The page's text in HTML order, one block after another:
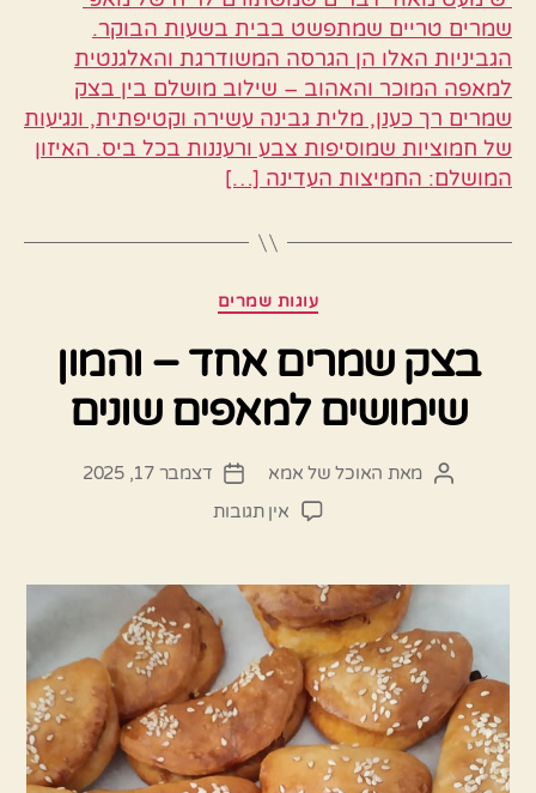
שמרים טריים שמתפשט בבית בשעות הבוקר.
הגביניות האלו הן הגרסה המשודרגת והאלגנטית
למאפה המוכר והאהוב – שילוב מושלם בין בצק
שמרים רך כענן, מלית גבינה עשירה וקטיפתית, ונגיעות
של חמוציות שמוסיפות צבע ורעננות בכל ביס. האיזון
המושלם: החמיצות העדינה […]
קטגוריות
עוגות שמרים
בצק שמרים אחד – והמון
שימושים למאפים שונים
המחבר
מאת האוכל של אמא
תאריךדצמבר 17, 2025
אין תגובותעל
אחד
–
והמון
שימושים
למאפים
שונים